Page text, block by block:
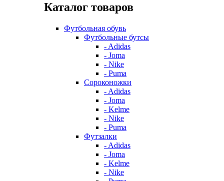
Каталог товаров
Футбольная обувь
Футбольные бутсы
- Adidas
- Joma
- Nike
- Puma
Сороконожки
- Adidas
- Joma
- Kelme
- Nike
- Puma
Футзалки
- Adidas
- Joma
- Kelme
- Nike